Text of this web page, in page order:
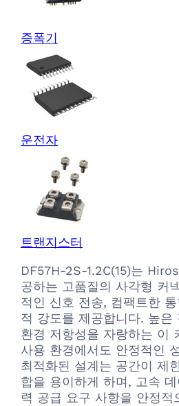
증폭기
운전자
트랜지스터
DF57H-2S-1.2C(15)는
공하는 고품질의 사각형 커
적인 신호 전송, 컴팩트한
적 강도를 제공합니다. 높은
환경 저항성을 자랑하는 이
사용 환경에서도 안정적인
최적화된 설계는 공간이 제
합을 용이하게 하며, 고속
력 공급 요구 사항을 안정적